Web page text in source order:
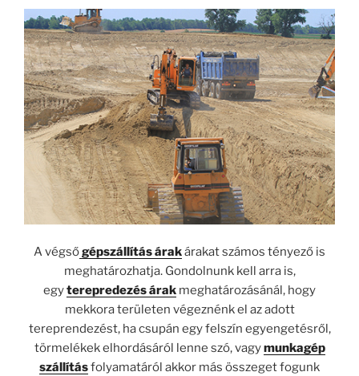
A végsőgépszállítás árakárakat számos tényező is
meghatározhatja. Gondolnunk kell arra is,
egyterepredezés árak meghatározásánál, hogy
mekkora területen végeznénk el az adott
tereprendezést, ha csupán egy felszín egyengetésről,
törmelékek elhordásáról lenne szó, vagymunkagép
szállításfolyamatáról akkor más összeget fogunk